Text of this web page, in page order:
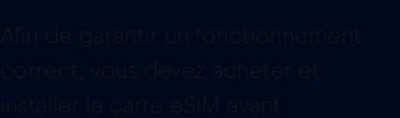
d’embarquer sur votre bateau de
connexion internet pour configurer